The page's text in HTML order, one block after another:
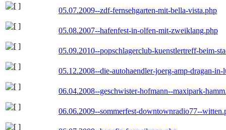
05.07.2009--zdf-fernsehgarten-mit-bella-vista.php
05.08.2007--hafenfest-in-olfen-mit-zweiklang.php
05.09.2010--popschlagerclub-kuenstlertreff-beim-
05.12.2008--die-autohaendler-joerg-amp-dragan-in-
06.04.2008--geschwister-hofmann--maxipark-
06.06.2009--sommerfest-downtownradio77--